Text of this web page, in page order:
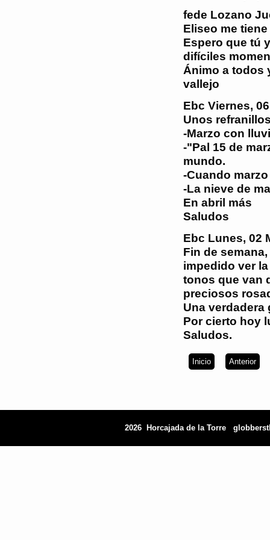
fede Lozano
Eliseo me
Espero que tú
difíciles
Ánimo a todos
vallejo
Ebc Viernes,
Unos
-Marzo con
-"Pal 15 de
mundo.
-Cuando
-La nieve de
En abril más
Saludos
Ebc Lunes, 02
Fin de
impedido ver
tonos que van
preciosos
Una verdadera
Por cierto hoy
Saludos.
Inicio Anterior
2026 Horcajada de la Torre